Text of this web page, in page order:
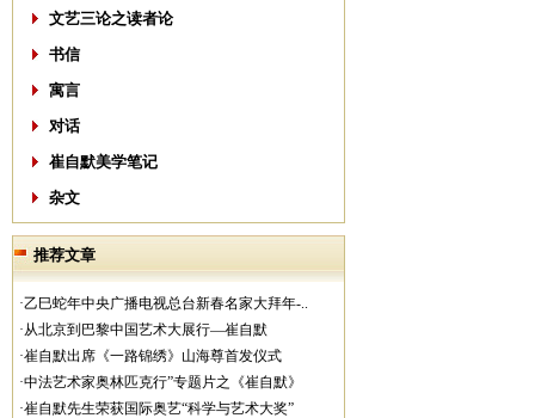
文艺三论之读者论
书信
寓言
对话
崔自默美学笔记
杂文
推荐文章
·乙巳蛇年中央广播电视总台新春名家大拜年-..
·从北京到巴黎中国艺术大展行—崔自默
·崔自默出席《一路锦绣》山海尊首发仪式
·中法艺术家奥林匹克行”专题片之《崔自默》
·崔自默先生荣获国际奥艺“科学与艺术大奖”